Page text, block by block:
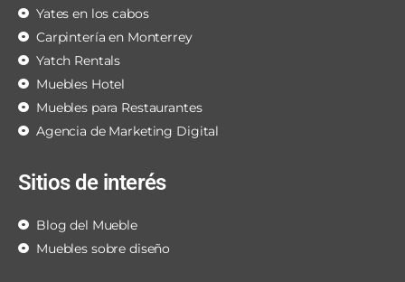
Yates en los cabos
Carpintería en Monterrey
Yatch Rentals
Muebles Hotel
Muebles para Restaurantes
Agencia de Marketing Digital
Sitios de interés
Blog del Mueble
Muebles sobre diseño